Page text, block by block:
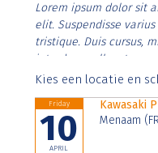
Lorem ipsum dolor sit
elit. Suspendisse
tristique. Duis cursus,
interdum nulla, ut
Aenean faucibus nibh
Kies een locatie en
Friday
10
APRIL
Kawasaki
Menaam